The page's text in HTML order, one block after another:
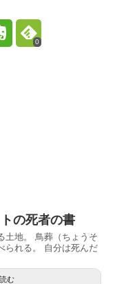
0
の死者の書
土地。 鳥葬（ちょうそ
られる。 自分は死んだ
む